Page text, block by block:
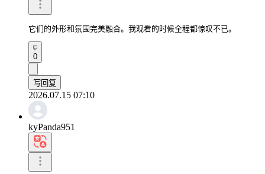
它们的外形和氛围完美融合。我观看的时候全程都惊叹不已。
0
写回复
2026.07.15 07:10
kyPanda951